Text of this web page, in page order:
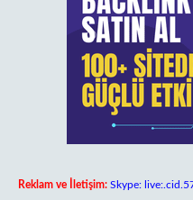
Reklam ve İletişim: Skype: